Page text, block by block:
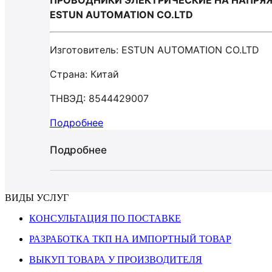
ESTUN AUTOMATION CO.LTD
Изготовитель: ESTUN AUTOMATION CO.LTD
Страна: Китай
ТНВЭД: 8544429007
Подробнее
Подробнее
ВИДЫ УСЛУГ
КОНСУЛЬТАЦИЯ ПО ПОСТАВКЕ
РАЗРАБОТКА ТКП НА ИМПОРТНЫЙ ТОВАР
ВЫКУП ТОВАРА У ПРОИЗВОДИТЕЛЯ